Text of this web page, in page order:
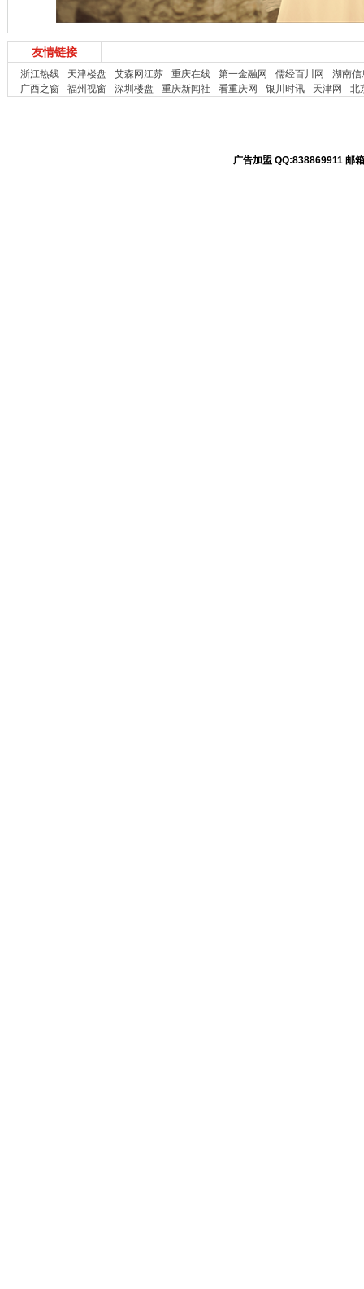
友情链接
浙江热线 天津楼盘 艾森网江苏 重庆在线 第一金融网 儒经百川网
湖南信
广西之窗
福州视窗 深圳楼盘 重庆新闻社 看重庆网 银川时讯 天津网 北
广告加盟 QQ:838869911 邮